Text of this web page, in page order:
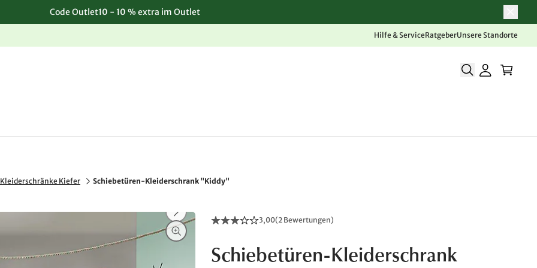
Code Outlet10 - 10 % extra im Outlet
Hilfe & ServiceRatgeberUnsere Standorte
Kleiderschränke Kiefer Schiebetüren-Kleiderschrank "Kiddy"
3,00(2 Bewertungen)
Schiebetüren-Kleiderschrank